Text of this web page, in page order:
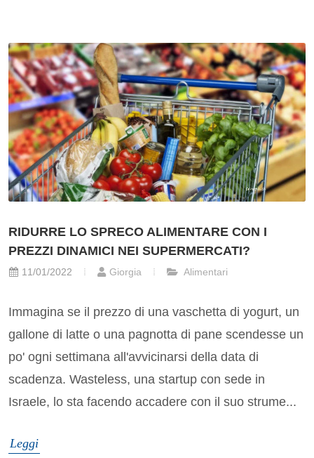
RIDURRE LO SPRECO ALIMENTARE CON I
PREZZI DINAMICI NEI SUPERMERCATI?
11/01/2022 Giorgia Alimentari
Immagina se il prezzo di una vaschetta di yogurt, un
gallone di latte o una pagnotta di pane scendesse un
po' ogni settimana all'avvicinarsi della data di
scadenza. Wasteless, una startup con sede in
Israele, lo sta facendo accadere con il suo strume...
Leggi